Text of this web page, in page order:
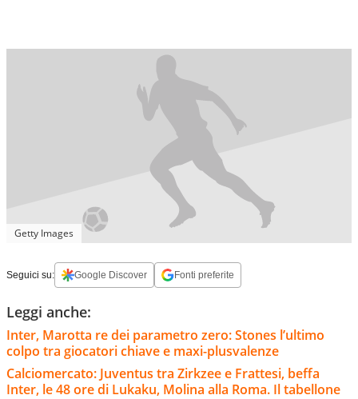
Getty Images
Seguici su: Google Discover Fonti preferite
Leggi anche:
Inter, Marotta re dei parametro zero: Stones l’ultimo
colpo tra giocatori chiave e maxi-plusvalenze
Calciomercato: Juventus tra Zirkzee e Frattesi, beffa
Inter, le 48 ore di Lukaku, Molina alla Roma. Il tabellone